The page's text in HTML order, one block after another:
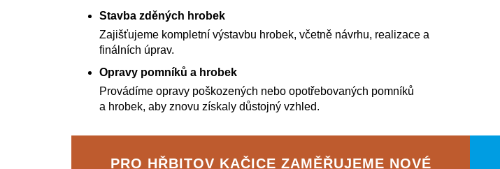
Stavba zděných hrobek
Zajišťujeme kompletní výstavbu hrobek, včetně návrhu, realizace a
finálních úprav.
Opravy pomníků a hrobek
Provádíme opravy poškozených nebo opotřebovaných pomníků
a hrobek, aby znovu získaly důstojný vzhled.
PRO HŘBITOV KAČICE ZAMĚŘUJEME NOVÉ